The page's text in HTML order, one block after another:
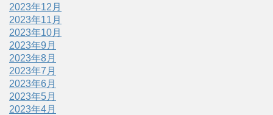
2023年12月
2023年11月
2023年10月
2023年9月
2023年8月
2023年7月
2023年6月
2023年5月
2023年4月